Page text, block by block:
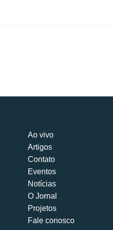
Ao vivo
Artigos
Contato
Eventos
Notícias
O Jornal
Projetos
Fale conosco